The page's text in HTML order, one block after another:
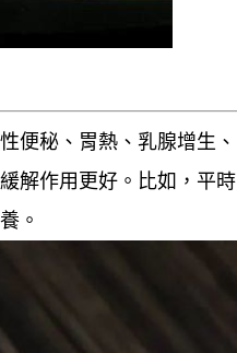
便秘、胃熱、乳腺增生、
解作用更好。比如，平時
。